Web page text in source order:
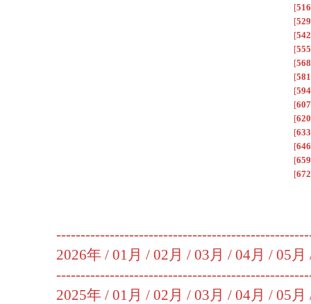
[516
[529
[542
[555
[568
[581
[594
[607
[620
[633
[646
[659
[672
2026年 / 01月 / 02月 / 03月 / 04月 / 05月
2025年 / 01月 / 02月 / 03月 / 04月 / 05月